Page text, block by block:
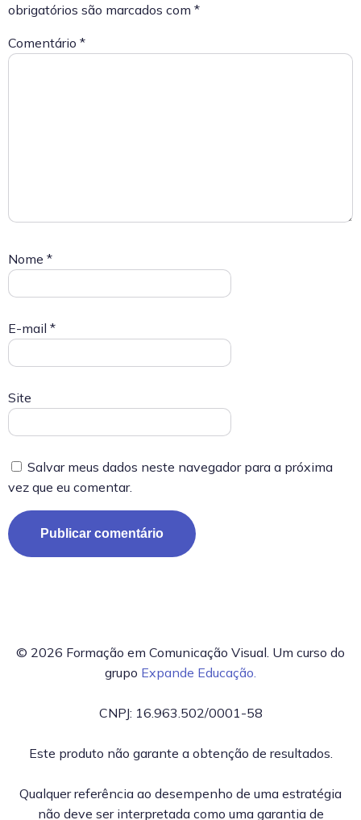
obrigatórios são marcados com *
Comentário *
Nome *
E-mail *
Site
Salvar meus dados neste navegador para a próxima
vez que eu comentar.
© 2026 Formação em Comunicação Visual. Um curso do
grupo Expande Educação.
CNPJ: 16.963.502/0001-58
Este produto não garante a obtenção de resultados.
Qualquer referência ao desempenho de uma estratégia
não deve ser interpretada como uma garantia de